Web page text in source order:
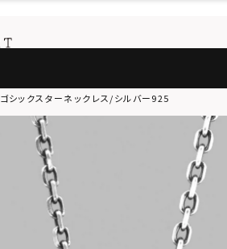
ゴシックスターネックレス/シルバー925